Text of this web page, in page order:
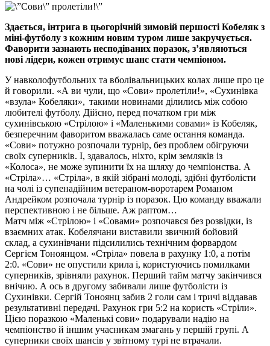
Здається, інтрига в цьогорічній зимовій першості Кобеляк з
міні-футболу з кожним новим туром лише закручується.
Фаворити зазнають несподіваних поразок, з’являються
нові лідери, кожен отримує шанс стати чемпіоном.
У навколофутбольних та вболівальницьких колах лише про це
й говорили. «А ви чули, що «Сови» пролетіли!», «Сухинівка
«взула» Кобеляки», такими новинами ділились між собою
любителі футболу. Дійсно, перед початком гри між
сухинівською «Стрілою» і «Маленькими совами» із Кобеляк,
безперечним фаворитом вважалась саме остання команда.
«Сови» потужно розпочали турнір, без проблем обігруючи
своїх суперників. І, здавалось, ніхто, крім земляків із
«Колоса», не може зупинити їх на шляху до чемпіонства. А
«Стріла»… «Стріла», в якій зібрані молоді, здібні футболісти
на чолі із супенадійним ветераном-воротарем Романом
Андрейком розпочала турнір із поразок. Цю команду вважали
перспективною і не більше. Аж раптом…
Матч між «Стрілою» і «Совами» розпочався без розвідки, із
взаємних атак. Кобелячани виставили звичний бойовий
склад, а сухинівчани підсилились технічним форвардом
Сергієм Тоноянцом. «Стріла» повела в рахунку 1:0, а потім
2:0. «Сови» не опустили крила і, користуючись помилками
суперників, зрівняли рахунок. Перший тайм матчу закінчився
внічию. А ось в другому забивали лише футболісти із
Сухинівки. Сергій Тоноянц забив 2 голи сам і тричі віддавав
результативні передачі. Рахунок гри 5:2 на користь «Стріли».
Цією поразкою «Маленькі сови» подарували надію на
чемпіонство й іншим учасникам змагань у першій групі. А
суперники своїх шансів у звітному турі не втрачали.